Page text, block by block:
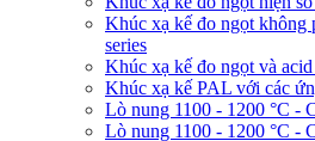
Khúc xạ kế đo ngọt không
series
Khúc xạ kế đo ngọt và
Khúc xạ kế PAL với các
Lò nung 1100 - 1200 °C -
Lò nung 1100 - 1200 °C -